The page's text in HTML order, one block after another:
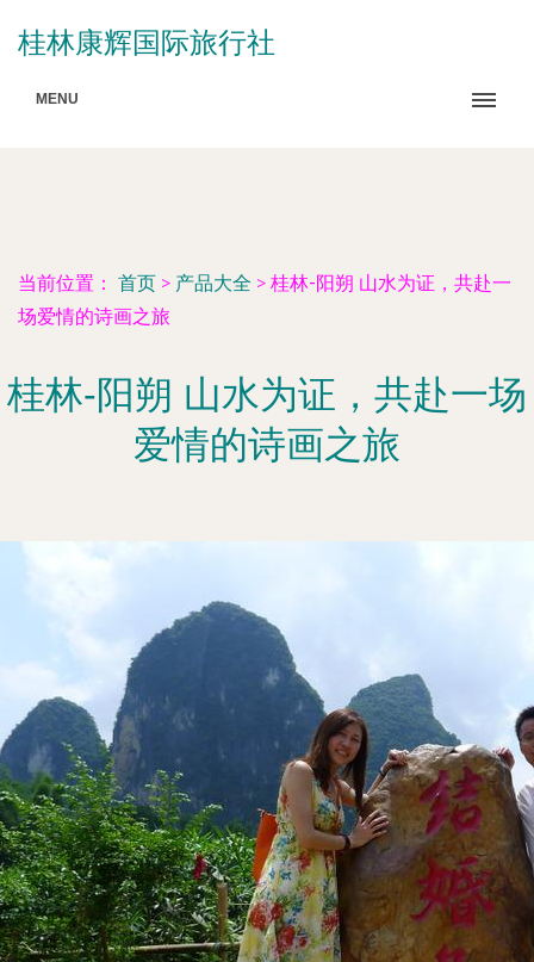
桂林康辉国际旅行社
MENU
当前位置： 首页 > 产品大全 > 桂林-阳朔 山水为证，共赴一
场爱情的诗画之旅
桂林-阳朔 山水为证，共赴一场
爱情的诗画之旅